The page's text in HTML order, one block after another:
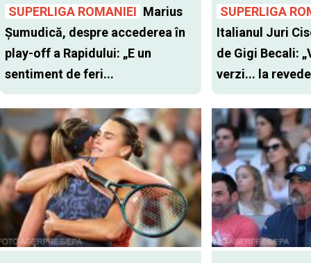
SUPERLIGA ROMANIEI Marius
Șumudică, despre accederea în
play-off a Rapidului: „E un
sentiment de feri...
SUPERLIGA
Italianul Juri
de Gigi Becali:
verzi... la